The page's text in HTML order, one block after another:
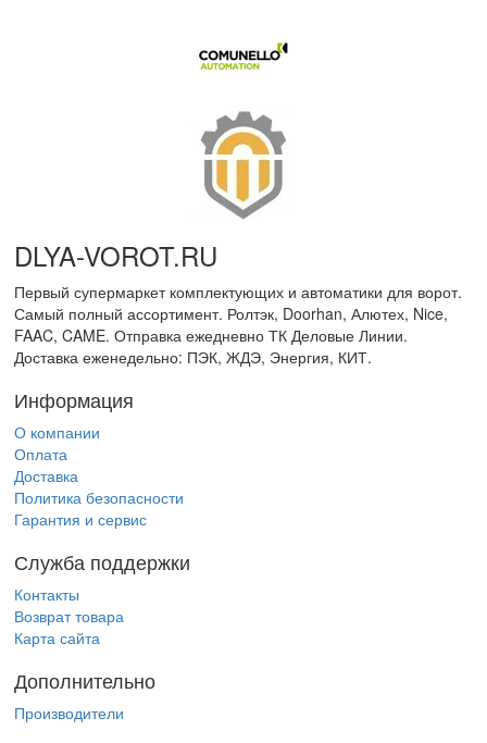
DLYA-VOROT.RU
Первый супермаркет комплектующих и автоматики для ворот.
Самый полный ассортимент. Ролтэк, Doorhan, Алютех, Nice,
FAAC, CAME. Отправка ежедневно ТК Деловые Линии.
Доставка еженедельно: ПЭК, ЖДЭ, Энергия, КИТ.
Информация
О компании
Оплата
Доставка
Политика безопасности
Гарантия и сервис
Служба поддержки
Контакты
Возврат товара
Карта сайта
Дополнительно
Производители